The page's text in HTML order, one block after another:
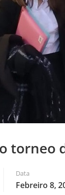
torneo
Data
Febreiro 8,